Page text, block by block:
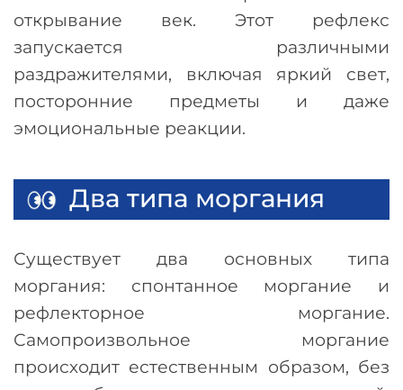
открывание век. Этот рефлекс
запускается различными
раздражителями, включая яркий свет,
посторонние предметы и даже
эмоциональные реакции.
Два типа моргания
Существует два основных типа
моргания: спонтанное моргание и
рефлекторное моргание.
Самопроизвольное моргание
происходит естественным образом, без